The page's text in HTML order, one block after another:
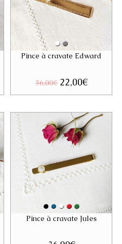
Pince à cravate Edward
36,00€ Le
prix
initial
22,00€Le
prix
actuel
Pince à cravate Jules